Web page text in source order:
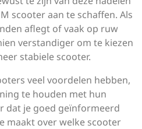
scooter aan te schaffen. Als
aflegt of vaak op ruw
verstandiger om te kiezen
stabiele scooter.
veel voordelen hebben,
te houden met hun
dat je goed geïnformeerd
maakt over welke scooter